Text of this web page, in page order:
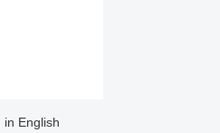
in English